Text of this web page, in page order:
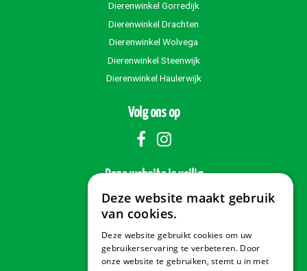
Dierenwinkel Gorredijk
Dierenwinkel Drachten
Dierenwinkel Wolvega
Dierenwinkel Steenwijk
Dierenwinkel Haulerwijk
Volg ons op
Deze website is veilig
Veilig betalen
Deze website maakt gebruik
van cookies.
Deze website gebruikt cookies om uw
gebruikerservaring te verbeteren. Door
onze website te gebruiken, stemt u in met